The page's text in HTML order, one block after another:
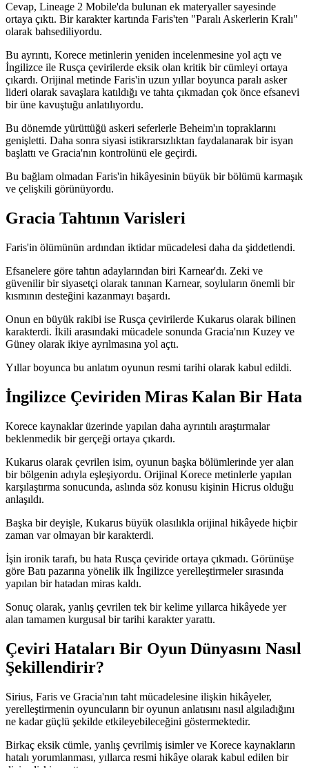
Cevap, Lineage 2 Mobile'da bulunan ek materyaller sayesinde
ortaya çıktı. Bir karakter kartında Faris'ten "Paralı Askerlerin Kralı"
olarak bahsediliyordu.
Bu ayrıntı, Korece metinlerin yeniden incelenmesine yol açtı ve
İngilizce ile Rusça çevirilerde eksik olan kritik bir cümleyi ortaya
çıkardı. Orijinal metinde Faris'in uzun yıllar boyunca paralı asker
lideri olarak savaşlara katıldığı ve tahta çıkmadan çok önce efsanevi
bir üne kavuştuğu anlatılıyordu.
Bu dönemde yürüttüğü askeri seferlerle Beheim'ın topraklarını
genişletti. Daha sonra siyasi istikrarsızlıktan faydalanarak bir isyan
başlattı ve Gracia'nın kontrolünü ele geçirdi.
Bu bağlam olmadan Faris'in hikâyesinin büyük bir bölümü karmaşık
ve çelişkili görünüyordu.
Gracia Tahtının Varisleri
Faris'in ölümünün ardından iktidar mücadelesi daha da şiddetlendi.
Efsanelere göre tahtın adaylarından biri Karnear'dı. Zeki ve
güvenilir bir siyasetçi olarak tanınan Karnear, soyluların önemli bir
kısmının desteğini kazanmayı başardı.
Onun en büyük rakibi ise Rusça çevirilerde Kukarus olarak bilinen
karakterdi. İkili arasındaki mücadele sonunda Gracia'nın Kuzey ve
Güney olarak ikiye ayrılmasına yol açtı.
Yıllar boyunca bu anlatım oyunun resmi tarihi olarak kabul edildi.
İngilizce Çeviriden Miras Kalan Bir Hata
Korece kaynaklar üzerinde yapılan daha ayrıntılı araştırmalar
beklenmedik bir gerçeği ortaya çıkardı.
Kukarus olarak çevrilen isim, oyunun başka bölümlerinde yer alan
bir bölgenin adıyla eşleşiyordu. Orijinal Korece metinlerle yapılan
karşılaştırma sonucunda, aslında söz konusu kişinin Hicrus olduğu
anlaşıldı.
Başka bir deyişle, Kukarus büyük olasılıkla orijinal hikâyede hiçbir
zaman var olmayan bir karakterdi.
İşin ironik tarafı, bu hata Rusça çeviride ortaya çıkmadı. Görünüşe
göre Batı pazarına yönelik ilk İngilizce yerelleştirmeler sırasında
yapılan bir hatadan miras kaldı.
Sonuç olarak, yanlış çevrilen tek bir kelime yıllarca hikâyede yer
alan tamamen kurgusal bir tarihi karakter yarattı.
Çeviri Hataları Bir Oyun Dünyasını Nasıl
Şekillendirir?
Sirius, Faris ve Gracia'nın taht mücadelesine ilişkin hikâyeler,
yerelleştirmenin oyuncuların bir oyunun anlatısını nasıl algıladığını
ne kadar güçlü şekilde etkileyebileceğini göstermektedir.
Birkaç eksik cümle, yanlış çevrilmiş isimler ve Korece kaynakların
hatalı yorumlanması, yıllarca resmi hikâye olarak kabul edilen bir